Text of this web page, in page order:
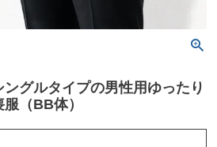
ングルタイプの男性用ゆったり
（BB体）